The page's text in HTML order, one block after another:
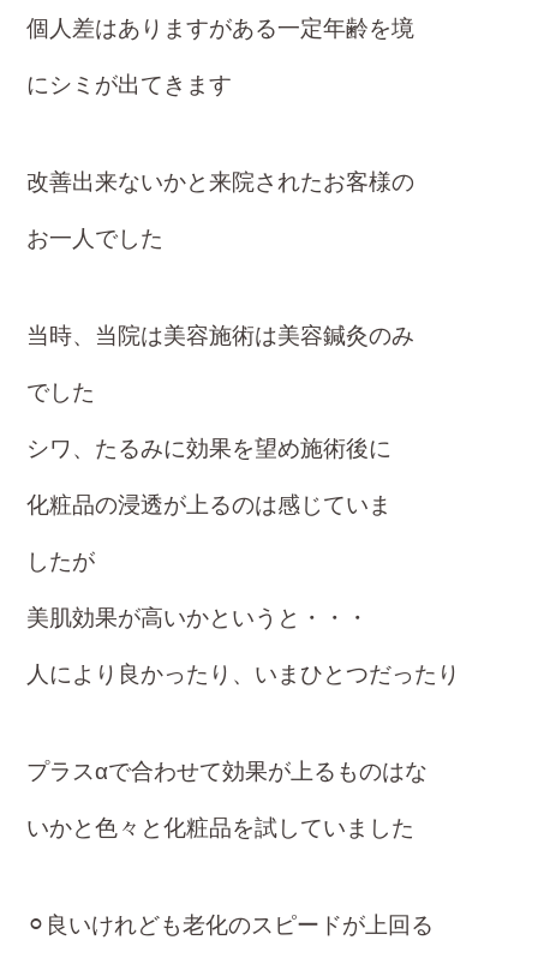
個人差はありますがある一定年齢を境
にシミが出てきます
改善出来ないかと来院されたお客様の
お一人でした
当時、当院は美容施術は美容鍼灸のみ
でした
シワ、たるみに効果を望め施術後に
化粧品の浸透が上るのは感じていま
したが
美肌効果が高いかというと・・・
人により良かったり、いまひとつだったり
プラスαで合わせて効果が上るものはな
いかと色々と化粧品を試していました
⚪︎良いけれども老化のスピードが上回る